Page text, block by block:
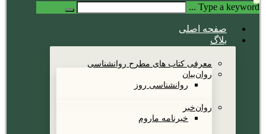
Type a keyword ...
صفحه اصلی
بلاگ
معرفی کتاب های مطرح روانشناسی
روان‌بیان
روانشناسی روز
روان‌خبر
خبرنامه ماروم